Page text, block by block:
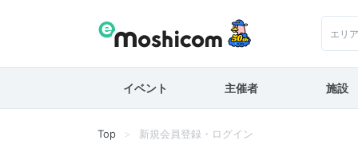
エリ
イベント 主催者 施設
Top 新規会員登録・ログイン